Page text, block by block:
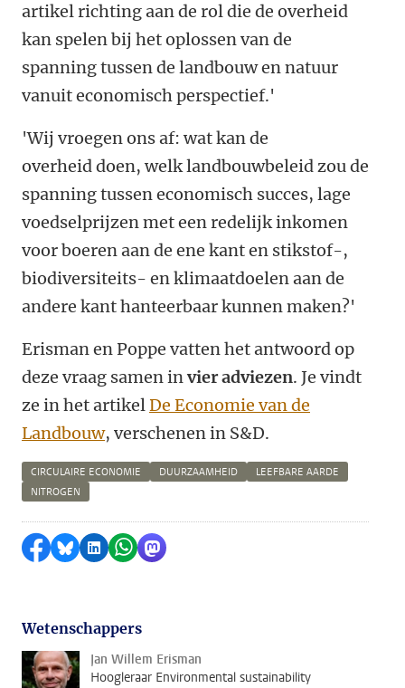
artikel richting aan de rol die de overheid
kan spelen bij het oplossen van de
spanning tussen de landbouw en natuur
vanuit economisch perspectief.'
'Wij vroegen ons af: wat kan de
overheid doen, welk landbouwbeleid zou de
spanning tussen economisch succes, lage
voedselprijzen met een redelijk inkomen
voor boeren aan de ene kant en stikstof-,
biodiversiteits- en klimaatdoelen aan de
andere kant hanteerbaar kunnen maken?'
Erisman en Poppe vatten het antwoord op
deze vraag samen invier adviezen. Je vindt
ze in het artikelDe Economie van de
Landbouw, verschenen in S&D.
CIRCULAIRE ECONOMIE DUURZAAMHEID
LEEFBARE AARDE
NITROGEN
Delen op Facebook
Delen via Bluesky
Delen op LinkedIn
Delen via WhatsApp
Delen via Mastodon
Wetenschappers
Jan Willem Erisman
Hoogleraar Environmental sustainability